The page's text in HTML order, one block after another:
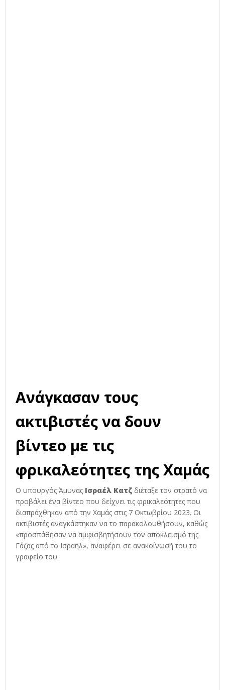
Ανάγκασαν τους
ακτιβιστές να δουν
βίντεο με τις
φρικαλεότητες της Χαμάς
Ο υπουργός Άμυνας Ισραέλ Κατζ διέταξε τον στρατό να
προβάλει ένα βίντεο που δείχνει τις φρικαλεότητες που
διαπράχθηκαν από την Χαμάς στις 7 Οκτωβρίου 2023. Οι
ακτιβιστές αναγκάστηκαν να το παρακολουθήσουν, καθώς
«προσπάθησαν να αμφισβητήσουν τον αποκλεισμό της
Γάζας από το Ισραήλ», αναφέρει σε ανακοίνωσή του το
γραφείο του.